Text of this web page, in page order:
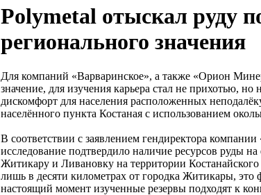
Polymetal отыскал руду
регионального значения
Для компаний «Варваринское», а также «Орион
значение, для изучения карьера стал не прихотью,
дискомфорт для населения расположенных
населённого пункта Костаная с использованием
В соответствии с заявлением гендиректора
исследование подтвердило наличие ресурсов руды
Житикару и Ливановку на территории
лишь в десяти километрах от городка Житикары, это
настоящий момент изученные резервы подходят к